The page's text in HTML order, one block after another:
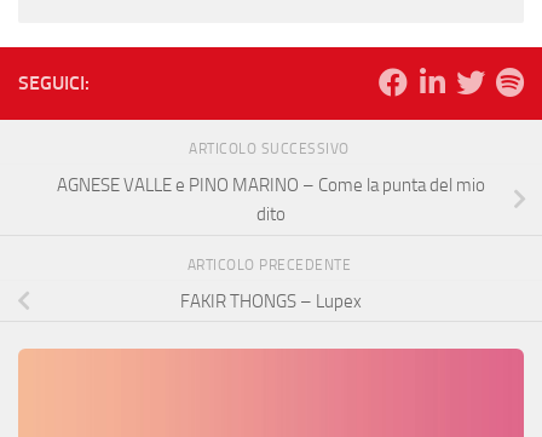
SEGUICI:
ARTICOLO SUCCESSIVO
AGNESE VALLE e PINO MARINO – Come la punta del mio
dito
ARTICOLO PRECEDENTE
FAKIR THONGS – Lupex